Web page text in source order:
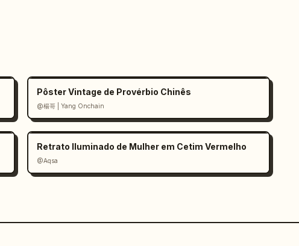
Pôster Vintage de Provérbio Chinês
@楊哥 | Yang Onchain
Retrato Iluminado de Mulher em Cetim Vermelho
@Aqsa